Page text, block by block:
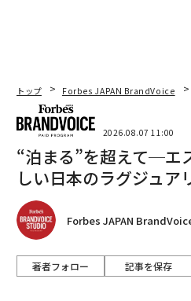
トップ Forbes JAPAN BrandVoice
2026.08.07 11:00
“泊まる”を超えて─エ
しい日本のラグジュア
Forbes JAPAN
著者フォロー 記事を保存